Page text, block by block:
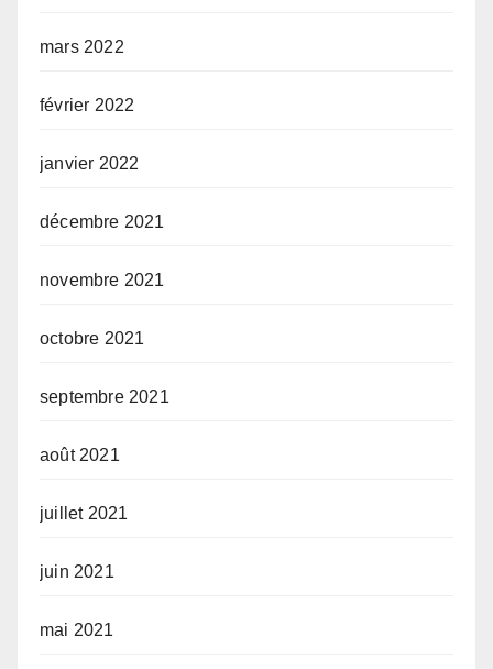
mars 2022
février 2022
janvier 2022
décembre 2021
novembre 2021
octobre 2021
septembre 2021
août 2021
juillet 2021
juin 2021
mai 2021